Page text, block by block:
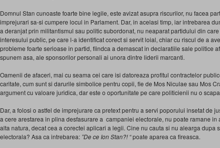
Domnul Stan cunoaste foarte bine legile, este avizat asupra riscurilor, nu facea
imprejurari sa-si cumpere locul in Parlament. Dar, in acelasi timp, iar intrebarea
a deranjat prin militantismul sau politic subordonat, nu neaparat partidului din
interesului public, pe care l-a identificat corect si servit loial, chiar cu riscul de a
probleme foarte serioase in partid, fiindca a demascat in declaratiile sale politice
spunem asa, ale sponsorilor personali ai unora dintre liderii marcanti.
Oamenii de afaceri, mai cu seama cei care isi datoreaza profitul contractelor
caritate, cum sunt si darurile simbolice pentru copii, fie de Mos Niculae sau Mos
argument cu valoare juridica, dar este o oportunitate pe care politicienii nu o
Dar, a folosi o astfel de imprejurare ca pretext pentru a servi poporului insetat de
a cere arestarea in plina desfasurare a campaniei electorale, nu poate ramane in
alta natura, decat cea a corectei aplicari a legii. Cine nu cauta si nu alearga dupa
electorala? Asa ca intrebarea: ”De ce Ion Stan?! “poate aparea ca fireasca.